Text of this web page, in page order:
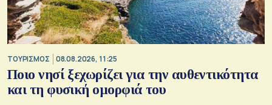
ΤΟΥΡΙΣΜΟΣ 08.08.2026, 11:25
Ποιο νησί ξεχωρίζει για την αυθεντικότητα
και τη φυσική ομορφιά του